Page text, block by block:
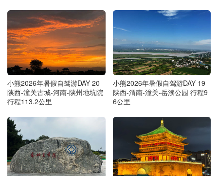
小熊2026年暑假自驾游DAY 20
陕西-潼关古城-河南-陕州地坑院
行程113.2公里
小熊2026年暑假自驾游DAY 19
陕西-渭南-潼关-岳渎公园 行程9
6公里